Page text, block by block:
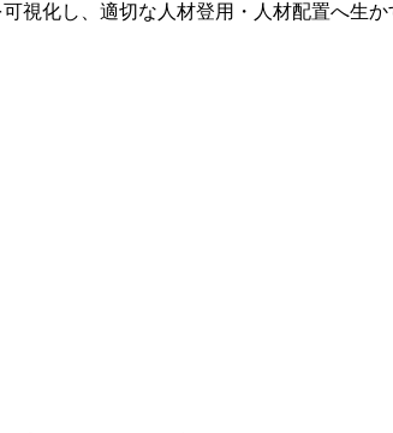
視化し、適切な人材登用・人材配置へ生か